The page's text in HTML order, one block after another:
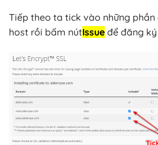
Tiếp theo ta tick vào những phần
host rồi bấm nútIssue để đăng ký